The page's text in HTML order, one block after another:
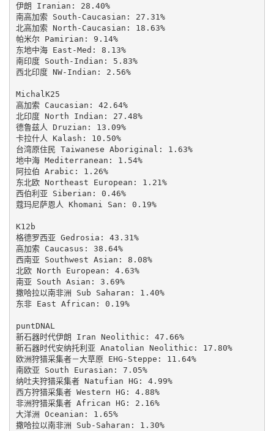
伊朗 Iranian: 28.40%
南高加索 South-Caucasian: 27.31%
北高加索 North-Caucasian: 18.63%
帕米尔 Pamirian: 9.14%
东地中海 East-Med: 8.13%
南印度 South-Indian: 5.83%
西北印度 NW-Indian: 2.56%
MichalK25
高加索 Caucasian: 42.64%
北印度 North Indian: 27.48%
德鲁兹人 Druzian: 13.09%
卡拉什人 Kalash: 10.50%
台湾原住民 Taiwanese Aboriginal: 1.63%
地中海 Mediterranean: 1.54%
阿拉伯 Arabic: 1.26%
东北欧 Northeast European: 1.21%
西伯利亚 Siberian: 0.46%
蔻玛尼萨恩人 Khomani San: 0.19%
K12b
格德罗西亚 Gedrosia: 43.31%
高加索 Caucasus: 38.64%
西南亚 Southwest Asian: 8.08%
北欧 North European: 4.63%
南亚 South Asian: 3.69%
撒哈拉以南非洲 Sub Saharan: 1.40%
东非 East African: 0.19%
puntDNAL
新石器时代伊朗 Iran Neolithic: 47.66%
新石器时代安纳托利亚 Anatolian Neolithic: 17.80%
欧洲狩猎采集者－大草原 EHG-Steppe: 11.64%
南欧亚 South Eurasian: 7.05%
纳吐夫狩猎采集者 Natufian HG: 4.99%
西方狩猎采集者 Western HG: 4.88%
非洲狩猎采集者 African HG: 2.16%
大洋洲 Oceanian: 1.65%
撒哈拉以南非洲 Sub-Saharan: 1.30%